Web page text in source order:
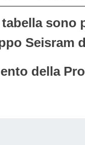
sono
Seisram
della